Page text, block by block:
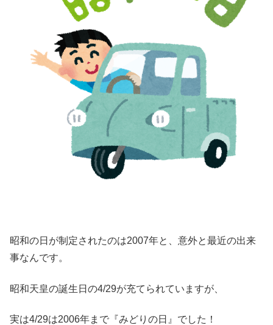
昭和の日が制定されたのは2007年と、意外と最近の出来
事なんです。
昭和天皇の誕生日の4/29が充てられていますが、
実は4/29は2006年まで『みどりの日』でした！